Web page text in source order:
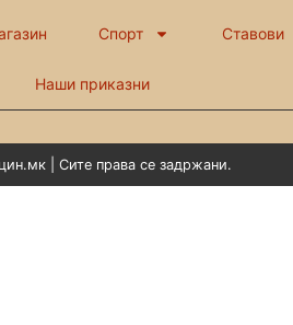
Спорт Ставови
Наши приказни
| Сите права се задржани.